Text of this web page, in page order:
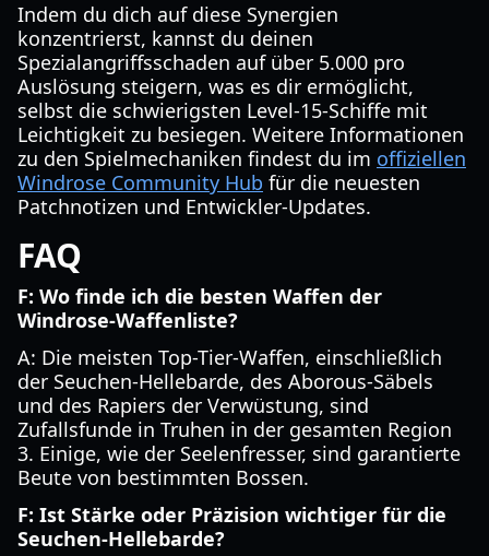
Indem du dich auf diese Synergien
konzentrierst, kannst du deinen
Spezialangriffsschaden auf über 5.000 pro
Auslösung steigern, was es dir ermöglicht,
selbst die schwierigsten Level-15-Schiffe mit
Leichtigkeit zu besiegen. Weitere Informationen
zu den Spielmechaniken findest du im offiziellen
Windrose Community Hub für die neuesten
Patchnotizen und Entwickler-Updates.
FAQ
F: Wo finde ich die besten Waffen der
Windrose-Waffenliste?
A: Die meisten Top-Tier-Waffen, einschließlich
der Seuchen-Hellebarde, des Aborous-Säbels
und des Rapiers der Verwüstung, sind
Zufallsfunde in Truhen in der gesamten Region
3. Einige, wie der Seelenfresser, sind garantierte
Beute von bestimmten Bossen.
F: Ist Stärke oder Präzision wichtiger für die
Seuchen-Hellebarde?